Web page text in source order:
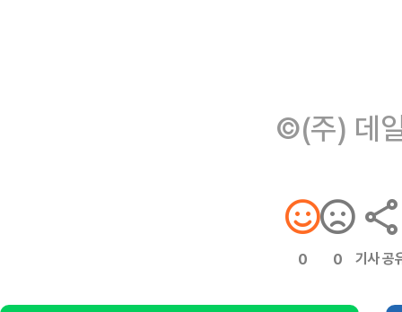
©(주) 데
0 0 기사 공